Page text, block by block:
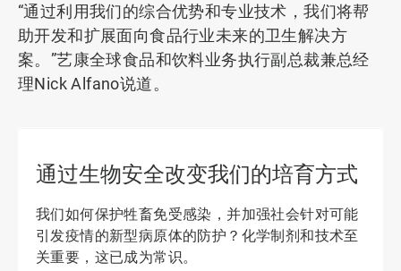
“通过利用我们的综合优势和专业技术，我们将帮
助开发和扩展面向食品行业未来的卫生解决方
案。”艺康全球食品和饮料业务执行副总裁兼总经
理Nick Alfano说道。
通过生物安全改变我们的培育方式
我们如何保护牲畜免受感染，并加强社会针对可能
引发疫情的新型病原体的防护？化学制剂和技术至
关重要，这已成为常识。